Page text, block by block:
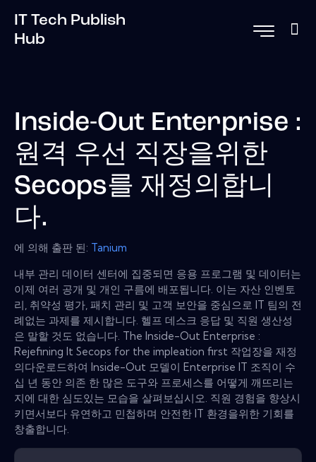
IT Tech Publish
Hub
Inside-Out Enterprise :
원격 우선 직장을위한
Secops를 재정의합니
다.
에 의해 출판 된: Tanium
내부 관리 데이터 센터에 집중되면 응용 프로그램 및 데이터는
이제 여러 공개 및 개인 구름에 배포됩니다. 이는 자산 인벤토
리, 취약성 평가, 패치 관리 및 고객 보안을 중심으로 IT 팀의 전
례없는 과제를 제시합니다. 헬프 데스크 응답 및 직원 생산성
은 말할 것도 없습니다. The Inside-Out Enterprise :
Rejefining It Secops for the impleation first 작업장을 재정
의다운로드하여 Inside-Out 모델이 Enterprise IT 조직이 수
십 년 동안 의존 한 많은 도구와 프로세스를 어떻게 깨뜨리는
지에 대한 심도있는 모습을 살펴보십시오. 직원 경험을 향상시
키면서보다 유연하고 민첩하며 안전한 IT 환경을위한 기회를
창출합니다.